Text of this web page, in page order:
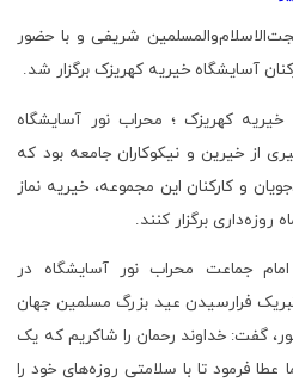
شریفی و با حضور
آسایشگاه خیریه کهریزک برگزار شد.
کهریزک ؛ محراب نور آسایشگاه
از خیرین و نیکوکاران جامعه بود که
و کارکنان این مجموعه، خیریه نماز
برگزار کنند.
جماعت محراب نور آسایشگاه در
فرارسیدن عید بزرگ مسلمین جهان
گفت: خداوند رحمان را شاکریم که یک
فرمود تا با سلامتی روزه‌های خود را